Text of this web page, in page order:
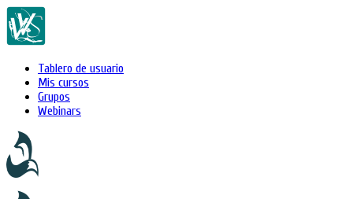
Tablero de usuario
Mis cursos
Grupos
Webinars